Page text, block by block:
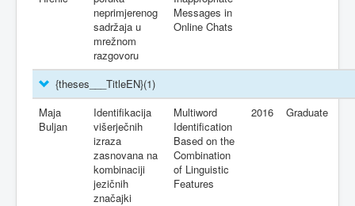
neprimjerenog
sadržaja u
mrežnom
razgovoru
Messages in
Online Chats
{theses___TitleEN}(1)
Maja
Buljan
Identifikacija
višerječnih
izraza
zasnovana na
kombinaciji
jezičnih
značajki
Multiword
Identification
Based on the
Combination
of Linguistic
Features
2016 Graduate